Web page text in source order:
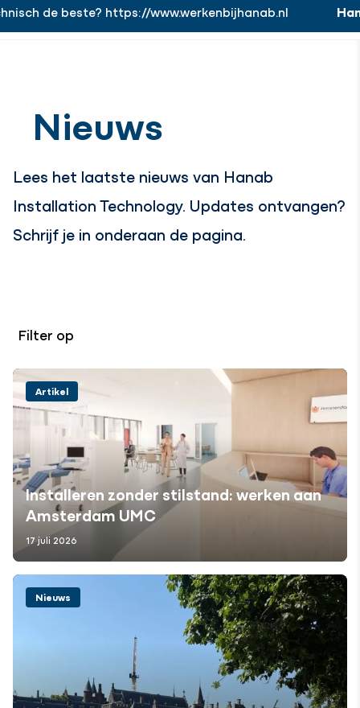
https://www.werkenbijhanab.nl
de beste? https://www.werkenbijhanab.nl Hanab.
Werken bij Menu
Nieuws
Lees het laatste nieuws van Hanab
Installation Technology. Updates ontvangen?
Schrijf je in onderaan de pagina.
Filter op
Installeren zonder stilstand: werken aan
Amsterdam UMC
Artikel
17 juli 2026
Nieuws